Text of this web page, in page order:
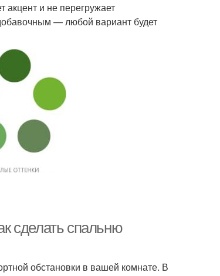
и не перегружает
— любой вариант будет
сделать спальню
обстановки в вашей комнате. В